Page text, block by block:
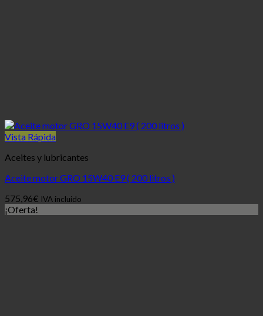
Vista Rápida
Aceites y lubricantes
Aceite motor GRO 15W40 E9 ( 200 litros )
575,96€ IVA incluido
¡Oferta!